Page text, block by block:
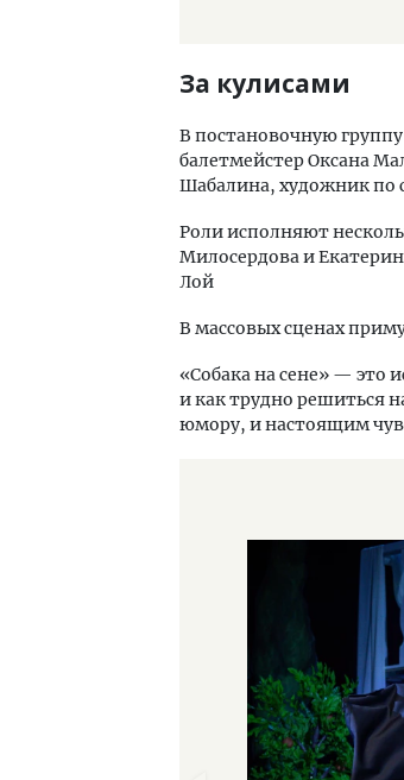
За кулисами
В постановочную
балетмейстер Оксана
Шабалина, художник по
Роли исполняют
Милосердова и
Лой
В массовых сценах
«Собака на сене» — это
и как трудно решиться
юмору, и настоящим